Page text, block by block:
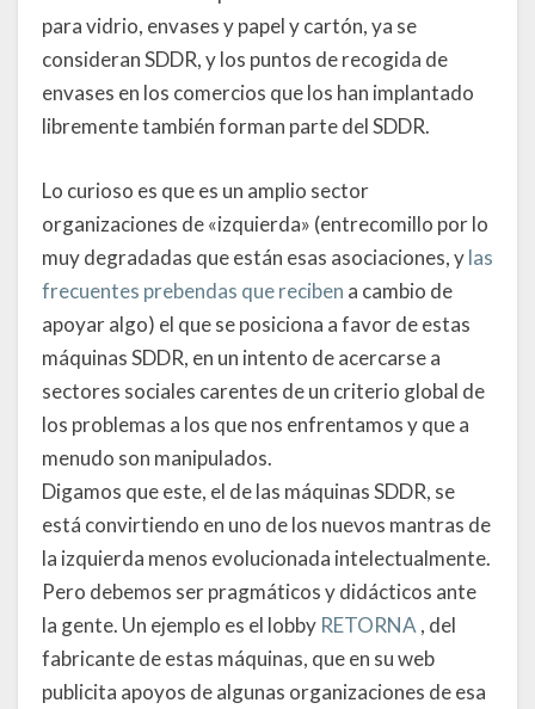
para vidrio, envases y papel y cartón, ya se
consideran SDDR, y los puntos de recogida de
envases en los comercios que los han implantado
libremente también forman parte del SDDR.
Lo curioso es que es un amplio sector
organizaciones de «izquierda» (entrecomillo por lo
muy degradadas que están esas asociaciones, ylas
frecuentes prebendas que reciben a cambio de
apoyar algo) el que se posiciona a favor de estas
máquinas SDDR, en un intento de acercarse a
sectores sociales carentes de un criterio global de
los problemas a los que nos enfrentamos y que a
menudo son manipulados.
Digamos que este, el de las máquinas SDDR, se
está convirtiendo en uno de los nuevos mantras de
la izquierda menos evolucionada intelectualmente.
Pero debemos ser pragmáticos y didácticos ante
la gente. Un ejemplo es el lobby RETORNA , del
fabricante de estas máquinas, que en su web
publicita apoyos de algunas organizaciones de esa